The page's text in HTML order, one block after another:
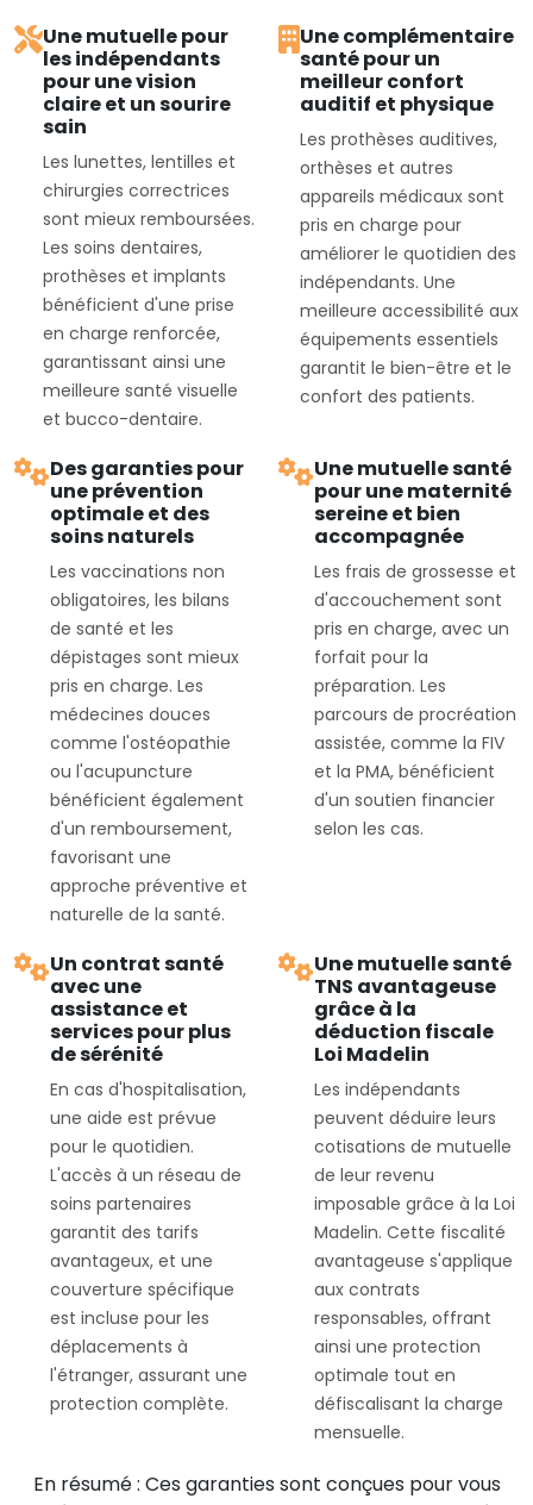
Une mutuelle pour
les indépendants
pour une vision
claire et un sourire
sain
Les lunettes, lentilles et
chirurgies correctrices
sont mieux remboursées.
Les soins dentaires,
prothèses et implants
bénéficient d'une prise
en charge renforcée,
garantissant ainsi une
meilleure santé visuelle
et bucco-dentaire.
Une complémentaire
santé pour un
meilleur confort
auditif et physique
Les prothèses auditives,
orthèses et autres
appareils médicaux sont
pris en charge pour
améliorer le quotidien des
indépendants. Une
meilleure accessibilité aux
équipements essentiels
garantit le bien-être et le
confort des patients.
Des garanties pour
une prévention
optimale et des
soins naturels
Les vaccinations non
obligatoires, les bilans
de santé et les
dépistages sont mieux
pris en charge. Les
médecines douces
comme l'ostéopathie
ou l'acupuncture
bénéficient également
d'un remboursement,
favorisant une
approche préventive et
naturelle de la santé.
Une mutuelle santé
pour une maternité
sereine et bien
accompagnée
Les frais de grossesse et
d'accouchement sont
pris en charge, avec un
forfait pour la
préparation. Les
parcours de procréation
assistée, comme la FIV
et la PMA, bénéficient
d'un soutien financier
selon les cas.
Un contrat santé
avec une
assistance et
services pour plus
de sérénité
En cas d'hospitalisation,
une aide est prévue
pour le quotidien.
L'accès à un réseau de
soins partenaires
garantit des tarifs
avantageux, et une
couverture spécifique
est incluse pour les
déplacements à
l'étranger, assurant une
protection complète.
Une mutuelle santé
TNS avantageuse
grâce à la
déduction fiscale
Loi Madelin
Les indépendants
peuvent déduire leurs
cotisations de mutuelle
de leur revenu
imposable grâce à la Loi
Madelin. Cette fiscalité
avantageuse s'applique
aux contrats
responsables, offrant
ainsi une protection
optimale tout en
défiscalisant la charge
mensuelle.
En résumé : Ces garanties sont conçues pour vous